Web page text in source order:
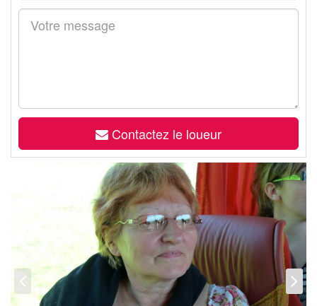
Contactez le loueur